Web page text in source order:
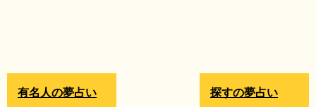
探すの夢占い
有名人の夢占い